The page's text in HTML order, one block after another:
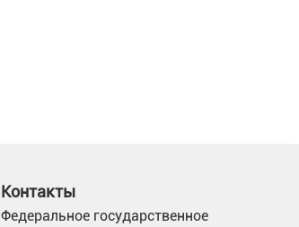
Контакты
Федеральное государственное